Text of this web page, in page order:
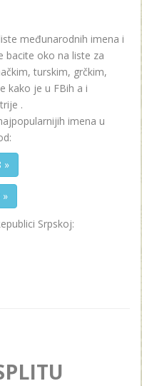
međunarodnih imena i
bacite oko na liste za
turskim, grčkim,
kako je u FBih a i
.
imena u
»
Srpskoj: